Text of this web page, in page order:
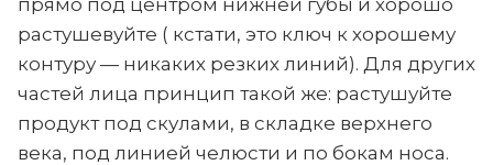
растушевуйте ( кстати, это ключ к хорошему
контуру — никаких резких линий). Для других
частей лица принцип такой же: растушуйте
продукт под скулами, в складке верхнего
века, под линией челюсти и по бокам носа.